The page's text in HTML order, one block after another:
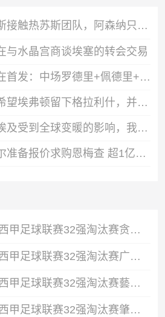
罗马诺：那不勒斯接触热苏斯团队，阿森纳只接受永久转会
与水晶宫商谈埃塞的转会交易
马卡展望巴萨潜在首发：中场罗德里+佩德里+奥尔莫 阿德耶米中锋
博主：英国首相希望埃弗顿留下格拉利什，并在今夏签下一名右后卫
土耳其一市长：埃及受到全球变暖的影响，我们愿给萨拉赫一块土地
德天空：纽卡斯尔准备报价求购恩梅查 超1亿欧才能让多特考虑放人
08月04日佛山西甲足球联赛32强淘汰赛贪玩游戏VS美的薪火全场录像
08月04日佛山西甲足球联赛32强淘汰赛广东西南建设VS香港圣徒全场录像
08月04日佛山西甲足球联赛32强淘汰赛藝品高國際VS湛江狂狼·粵辉能源全场录像
08月04日佛山西甲足球联赛32强淘汰赛肇庆恒骏成VS三七互娱全场录像